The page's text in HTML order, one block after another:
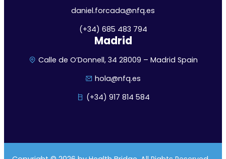
daniel.forcada@nfq.es
(+34) 685 483 794
Madrid
Calle de O’Donnell, 34 28009 – Madrid Spain
hola@nfq.es
(+34) 917 814 584